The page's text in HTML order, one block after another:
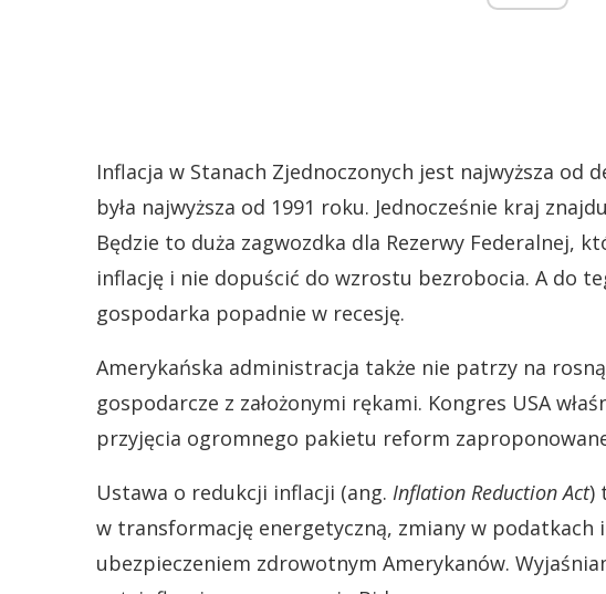
Inflacja w Stanach Zjednoczonych jest najwyższa od
była najwyższa od 1991 roku. Jednocześnie kraj
Będzie to duża zagwozdka dla Rezerwy Federalnej,
inflację i nie dopuścić do wzrostu bezrobocia. A do
gospodarka popadnie w recesję.
Amerykańska administracja także nie patrzy na
gospodarcze z założonymi rękami. Kongres USA
przyjęcia ogromnego pakietu reform
Ustawa o redukcji inflacji (ang. Inflation Reduction Act)
w transformację energetyczną, zmiany w podatkach
ubezpieczeniem zdrowotnym Amerykanów.